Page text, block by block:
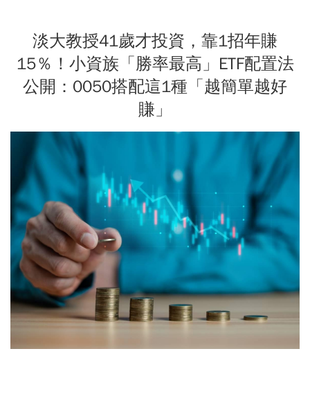
淡大教授41歲才投資，靠1招年賺
15％！小資族「勝率最高」ETF配置法
公開：0050搭配這1種「越簡單越好
賺」